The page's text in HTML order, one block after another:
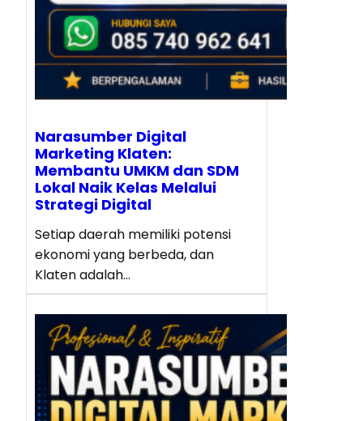
Narasumber Digital
Marketing Klaten:
Membantu UMKM dan SDM
Lokal Naik Kelas Melalui
Strategi Digital
Setiap daerah memiliki potensi
ekonomi yang berbeda, dan
Klaten adalah…